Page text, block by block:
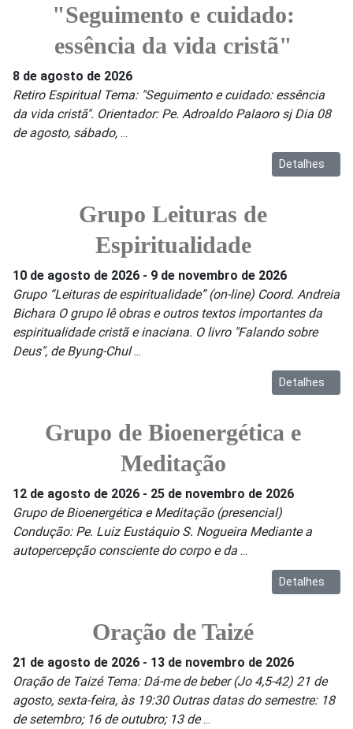
"Seguimento e cuidado:
essência da vida cristã"
8 de agosto de 2026
Retiro Espiritual Tema: "Seguimento e cuidado: essência
da vida cristã". Orientador: Pe. Adroaldo Palaoro sj Dia 08
de agosto, sábado, ...
Detalhes
Grupo Leituras de
Espiritualidade
10 de agosto de 2026 - 9 de novembro de 2026
Grupo “Leituras de espiritualidade” (on-line) Coord. Andreia
Bichara O grupo lê obras e outros textos importantes da
espiritualidade cristã e inaciana. O livro "Falando sobre
Deus", de Byung-Chul...
Detalhes
Grupo de Bioenergética e
Meditação
12 de agosto de 2026 - 25 de novembro de 2026
Grupo de Bioenergética e Meditação (presencial)
Condução: Pe. Luiz Eustáquio S. Nogueira Mediante a
autopercepção consciente do corpo e da ...
Detalhes
Oração de Taizé
21 de agosto de 2026 - 13 de novembro de 2026
Oração de Taizé Tema: Dá-me de beber (Jo 4,5-42) 21 de
agosto, sexta-feira, às 19:30 Outras datas do semestre: 18
de setembro; 16 de outubro; 13 de...